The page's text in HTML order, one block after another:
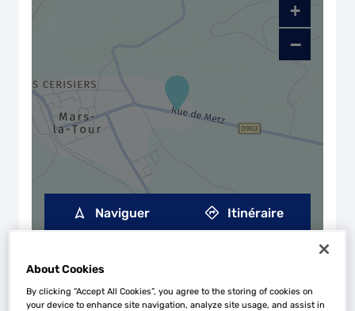
14:00 - 18:30
+
−
Naviguer Itinéraire
About Cookies
By clicking “Accept All Cookies”, you agree to the storing of cookies on
your device to enhance site navigation, analyze site usage, and assist in